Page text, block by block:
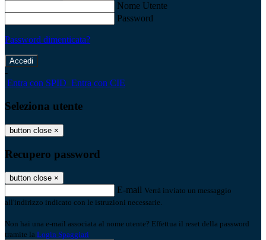
Nome Utente
Password
Password dimenticata?
-
Entra con SPID Entra con CIE
Seleziona utente
button close ×
Recupero password
button close ×
E-mail Verrà inviato un messaggio
all'indirizzo indicato con le istruzioni necessarie.
Non hai una e-mail associata al nome utente? Effettua il reset della password
tramite la Login Spaggiari